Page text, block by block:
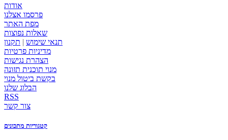
אודות
פרסמו אצלנו
מפת האתר
שאלות נפוצות
תנאי שימוש | תקנון
מדיניות פרטיות
הצהרת נגישות
מנוי תוכנית תזונה
בקשת ביטול מנוי
הבלוג שלנו
RSS
צור קשר
קטגוריות מתכונים